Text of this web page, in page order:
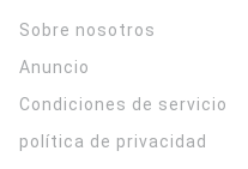
Sobre nosotros
Anuncio
Condiciones de servicio
política de privacidad